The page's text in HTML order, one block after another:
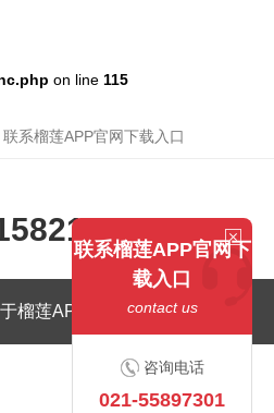
on line 115
联系榴莲APP官网下载入口
榴莲APP官网下载入口
联系榴莲APP官网下
载入口
contact us
咨询电话
021-55897301